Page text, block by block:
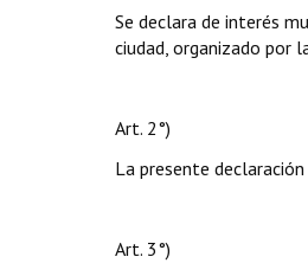
Se declara de interés
ciudad, organizado por
Art. 2°)
La presente
Art. 3°)